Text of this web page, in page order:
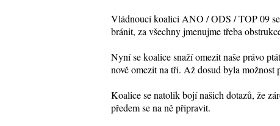
Vládnoucí koalici ANO / ODS / TOP 09
bránit, za všechny jmenujme třeba
Nyní se koalice snaží omezit naše právo
nově omezit na tři. Až dosud byla možnost
Koalice se natolik bojí našich dotazů, že
předem se na ně připravit.